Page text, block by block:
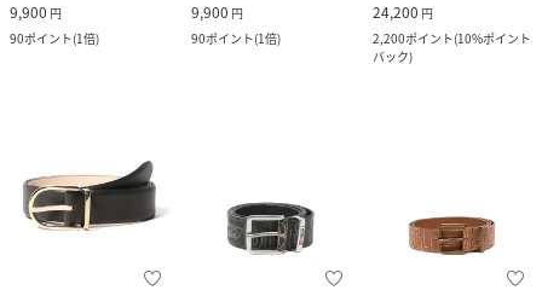
9,900 円
90ポイント(1倍)
9,900 円
90ポイント(1倍)
24,200 円
2,200ポイント(10%ポイント
バック)